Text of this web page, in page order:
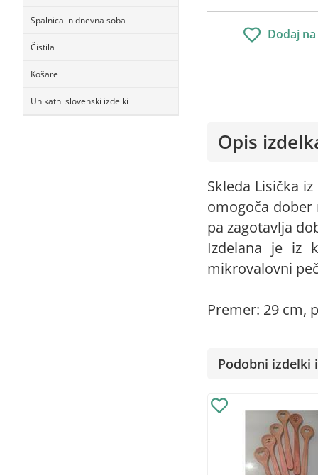
Spalnica in dnevna soba
Čistila
Košare
Unikatni slovenski izdelki
Dodaj
Opis
Skleda Lisička
omogoča
pa zagotavlja
Izdelana je iz
mikrovalovni
Premer: 29 cm,
Podobni izdelki